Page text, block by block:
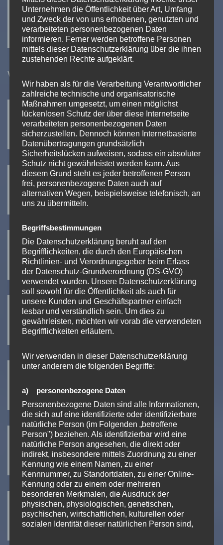
Wir sind Premiumpartner
Lowara – a xylem brand
Oase – Living water
Caprari – pumping power
Calpeda Pumpen
Homa Pump Technology
Seerose Pumpen
Unternehmen die Öffentlichkeit über Art, Umfang
und Zweck der von uns erhobenen, genutzten und
verarbeiteten personenbezogenen Daten
informieren. Ferner werden betroffene Personen
mittels dieser Datenschutzerklärung über die ihnen
zustehenden Rechte aufgeklärt.
Wir haben als für die Verarbeitung Verantwortlicher
zahlreiche technische und organisatorische
Maßnahmen umgesetzt, um einen möglichst
lückenlosen Schutz der über diese Internetseite
verarbeiteten personenbezogenen Daten
sicherzustellen. Dennoch können Internetbasierte
Datenübertragungen grundsätzlich
Sicherheitslücken aufweisen, sodass ein absoluter
Schutz nicht gewährleistet werden kann. Aus
diesem Grund steht es jeder betroffenen Person
frei, personenbezogene Daten auch auf
alternativen Wegen, beispielsweise telefonisch, an
uns zu übermitteln.
Begriffsbestimmungen
Die Datenschutzerklärung beruht auf den
Begrifflichkeiten, die durch den Europäischen
Richtlinien- und Verordnungsgeber beim Erlass
der Datenschutz-Grundverordnung (DS-GVO)
verwendet wurden. Unsere Datenschutzerklärung
soll sowohl für die Öffentlichkeit als auch für
unsere Kunden und Geschäftspartner einfach
lesbar und verständlich sein. Um dies zu
gewährleisten, möchten wir vorab die verwendeten
Begrifflichkeiten erläutern.
Wir verwenden in dieser Datenschutzerklärung
unter anderem die folgenden Begriffe:
a) personenbezogene Daten
Personenbezogene Daten sind alle Informationen,
die sich auf eine identifizierte oder identifizierbare
natürliche Person (im Folgenden „betroffene
Person") beziehen. Als identifizierbar wird eine
natürliche Person angesehen, die direkt oder
indirekt, insbesondere mittels Zuordnung zu einer
Kennung wie einem Namen, zu einer
Kennnummer, zu Standortdaten, zu einer Online-
Kennung oder zu einem oder mehreren
besonderen Merkmalen, die Ausdruck der
physischen, physiologischen, genetischen,
psychischen, wirtschaftlichen, kulturellen oder
sozialen Identität dieser natürlichen Person sind,